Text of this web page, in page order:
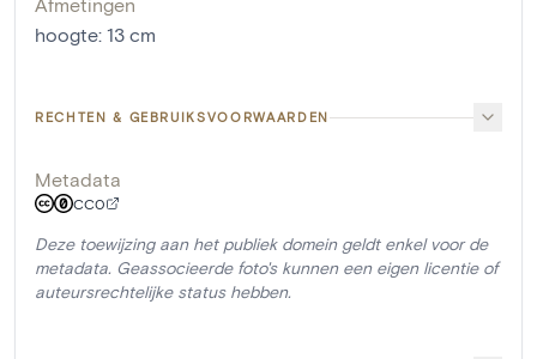
hoogte: 13 cm
RECHTEN & GEBRUIKSVOORWAARDEN
Metadata
CC0
Deze toewijzing aan het publiek domein geldt enkel voor de
metadata. Geassocieerde foto's kunnen een eigen licentie of
auteursrechtelijke status hebben.